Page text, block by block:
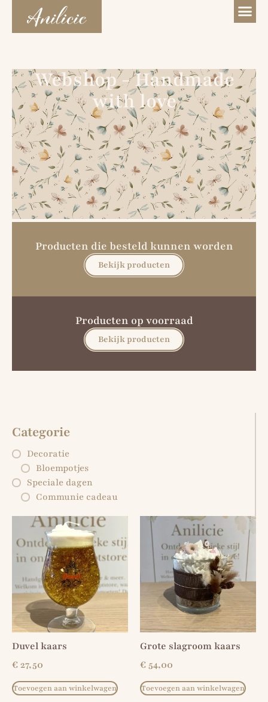
Webshop - Handmade
with love
Producten die besteld kunnen worden
Bekijk producten
Producten op voorraad
Bekijk producten
Categorie
Decoratie
Bloempotjes
Speciale dagen
Communie cadeau
Duvel kaars
€27,50
Toevoegen aan winkelwagen
Grote slagroom kaars
€54,00
Toevoegen aan winkelwagen